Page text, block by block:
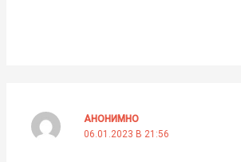
АНОНИМНО
06.01.2023 В 21:56